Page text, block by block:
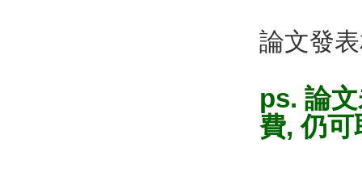
論文發
ps. 論
費, 仍可